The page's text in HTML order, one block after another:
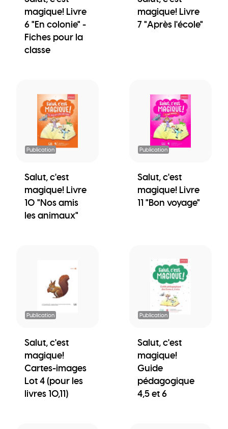
magique! Livre
6 "En colonie" -
Fiches pour la
classe
magique! Livre
7 "Après l'école"
Publication
Salut, c'est
magique! Livre
10 "Nos amis
les animaux"
Publication
Salut, c'est
magique! Livre
11 "Bon voyage"
Publication
Salut, c'est
magique!
Cartes-images
Lot 4 (pour les
livres 10,11)
Publication
Salut, c'est
magique!
Guide
pédagogique
4,5 et 6